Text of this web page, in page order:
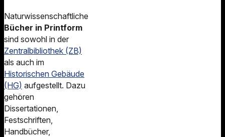
Naturwissenschaftliche
Bücher in Printform
sind sowohl in der
Zentralbibliothek (ZB)
als auch im
Historischen Gebäude
(HG) aufgestellt. Dazu
gehören
Dissertationen,
Festschriften,
Handbücher,